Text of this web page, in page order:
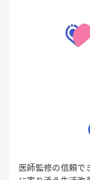
医師監修の信頼で